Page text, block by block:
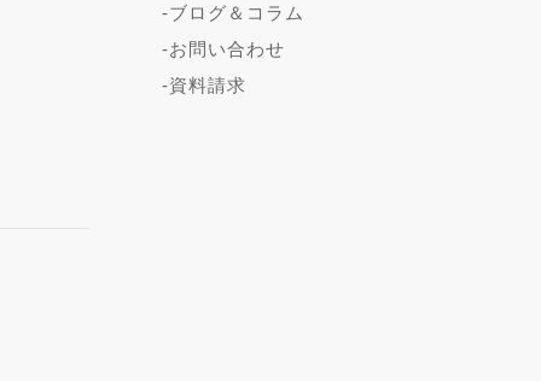
-ブログ＆コラム
-お問い合わせ
-資料請求